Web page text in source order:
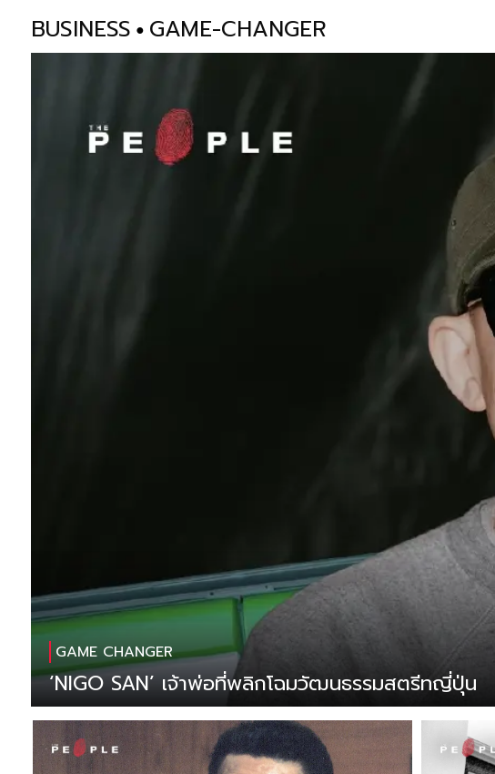
BUSINESS GAME-CHANGER
GAME CHANGER
‘NIGO SAN’ เจ้าพ่อที่พลิกโฉมวัฒนธรรมสตรีทญี่ปุ่น